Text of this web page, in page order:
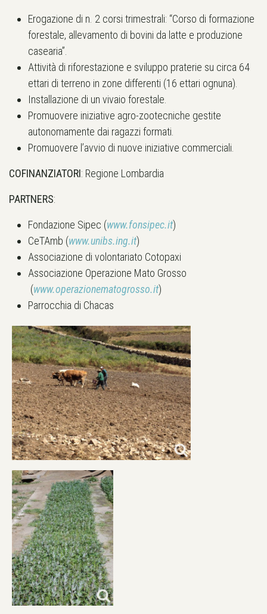
Erogazione di n. 2 corsi trimestrali: “Corso di formazione
forestale, allevamento di bovini da latte e produzione
casearia”.
Attività di riforestazione e sviluppo praterie su circa 64
ettari di terreno in zone differenti (16 ettari ognuna).
Installazione di un vivaio forestale.
Promuovere iniziative agro-zootecniche gestite
autonomamente dai ragazzi formati.
Promuovere l’avvio di nuove iniziative commerciali.
COFINANZIATORI: Regione Lombardia
PARTNERS:
Fondazione Sipec (www.fonsipec.it)
CeTAmb (www.unibs.ing.it)
Associazione di volontariato Cotopaxi
Associazione Operazione Mato Grosso
(www.operazionematogrosso.it)
Parrocchia di Chacas